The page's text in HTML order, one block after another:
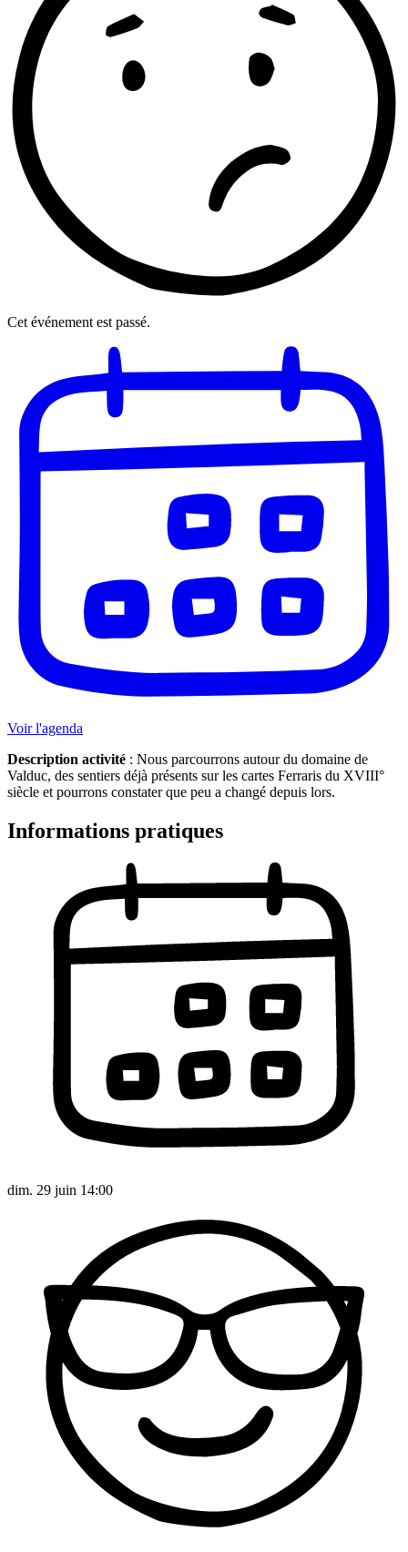
Cet événement est passé.
Voir l'agenda
Description activité : Nous parcourrons autour du domaine de
Valduc, des sentiers déjà présents sur les cartes Ferraris du XVIII°
siècle et pourrons constater que peu a changé depuis lors.
Informations pratiques
dim. 29 juin 14:00